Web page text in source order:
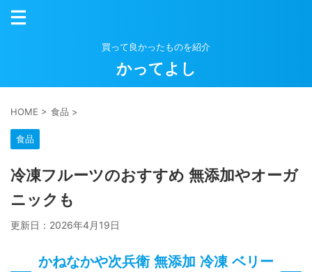
買って良かったものを紹介
かってよし
HOME > 食品 >
食品
冷凍フルーツのおすすめ 無添加やオーガ
ニックも
更新日： 2026年4月19日
かねなかや次兵衛 無添加 冷凍 ベリー